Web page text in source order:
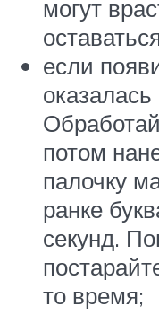
могут
если
потом
палочку
ранке
секунд.
то время;